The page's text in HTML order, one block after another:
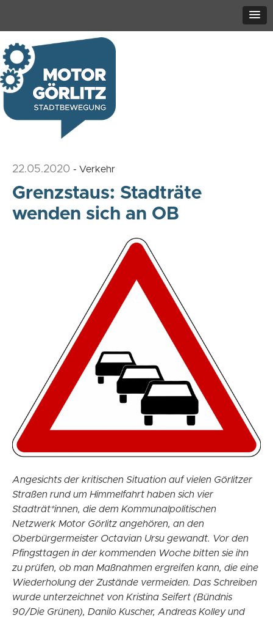
22.05.2020 - Verkehr
Grenzstaus: Stadträte
wenden sich an OB
Angesichts der kritischen Situation auf vielen Görlitzer
Straßen rund um Himmelfahrt haben sich vier
Stadträt*innen, die dem Kommunalpolitischen
Netzwerk Motor Görlitz angehören, an den
Oberbürgermeister Octavian Ursu gewandt. Vor den
Pfingsttagen in der kommenden Woche bitten sie ihn
zu prüfen, ob man Maßnahmen ergreifen kann, die eine
Wiederholung der Zustände vermeiden. Das Schreiben
wurde unterzeichnet von Kristina Seifert (Bündnis
90/Die Grünen), Danilo Kuscher, Andreas Kolley und